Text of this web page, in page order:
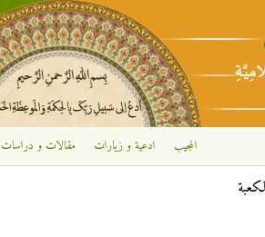
تجاوز إلى المحتوى الرئيسي
المجيب ادعية و زيارات مقالات و دراسات